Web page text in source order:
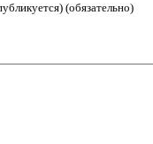
(обязательно)